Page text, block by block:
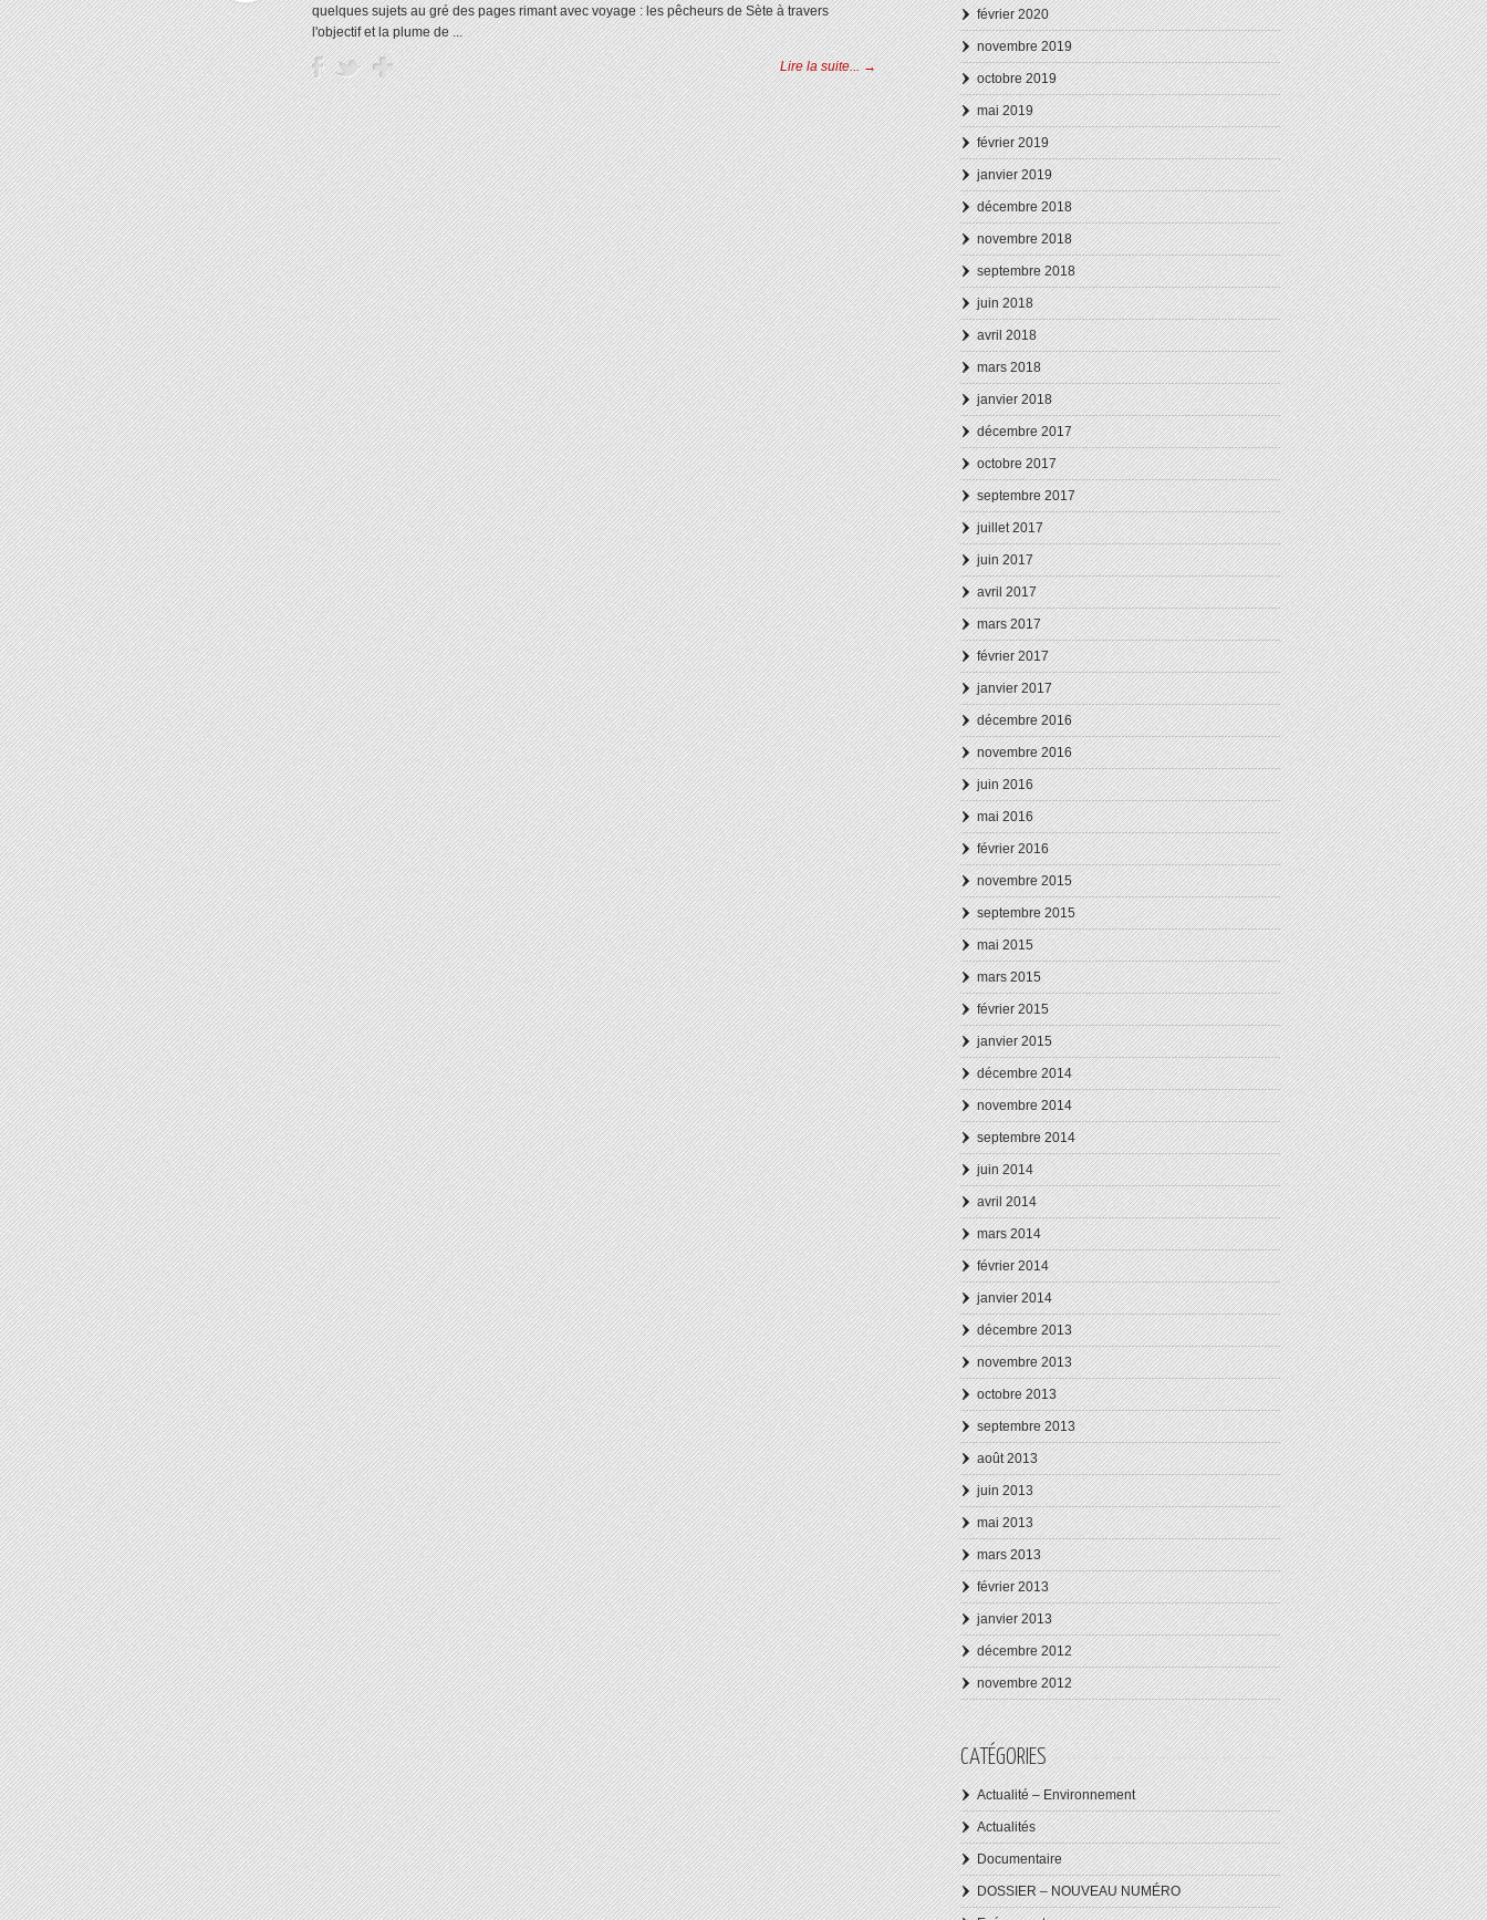
quelques sujets au gré des pages rimant avec voyage : les pêcheurs de Sète à travers
l'objectif et la plume de ...
Lire la suite... →
février 2020
novembre 2019
octobre 2019
mai 2019
février 2019
janvier 2019
décembre 2018
novembre 2018
septembre 2018
juin 2018
avril 2018
mars 2018
janvier 2018
décembre 2017
octobre 2017
septembre 2017
juillet 2017
juin 2017
avril 2017
mars 2017
février 2017
janvier 2017
décembre 2016
novembre 2016
juin 2016
mai 2016
février 2016
novembre 2015
septembre 2015
mai 2015
mars 2015
février 2015
janvier 2015
décembre 2014
novembre 2014
septembre 2014
juin 2014
avril 2014
mars 2014
février 2014
janvier 2014
décembre 2013
novembre 2013
octobre 2013
septembre 2013
août 2013
juin 2013
mai 2013
mars 2013
février 2013
janvier 2013
décembre 2012
novembre 2012
CATÉGORIES
Actualité – Environnement
Actualités
Documentaire
DOSSIER – NOUVEAU NUMÉRO